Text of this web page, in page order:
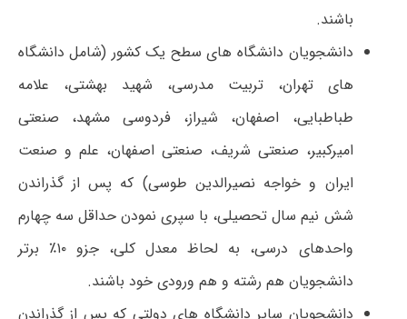
باشند.
دانشجویان دانشگاه های سطح یک کشور (شامل دانشگاه
های تهران، تربیت مدرسی، شهید بهشتی، علامه
طباطبایی، اصفهان، شیراز، فردوسی مشهد، صنعتی
امیرکبیر، صنعتی شریف، صنعتی اصفهان، علم و صنعت
ایران و خواجه نصیرالدین طوسی) که پس از گذراندن
شش نیم سال تحصیلی، با سپری نمودن حداقل سه چهارم
واحدهای درسی، به لحاظ معدل کلی، جزو ۱۰٪ برتر
دانشجویان هم رشته و هم ورودی خود باشند.
دانشجویان سایر دانشگاه های دولتی که پس از گذراندن